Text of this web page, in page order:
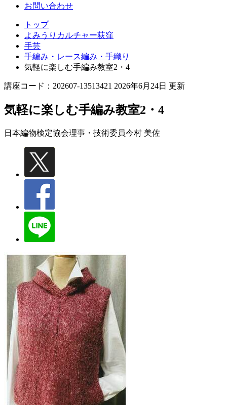
お問い合わせ
トップ
よみうりカルチャー荻窪
手芸
手編み・レース編み・手織り
気軽に楽しむ手編み教室2・4
講座コード：202607-13513421 2026年6月24日 更新
気軽に楽しむ手編み教室2・4
日本編物検定協会理事・技術委員今村 美佐